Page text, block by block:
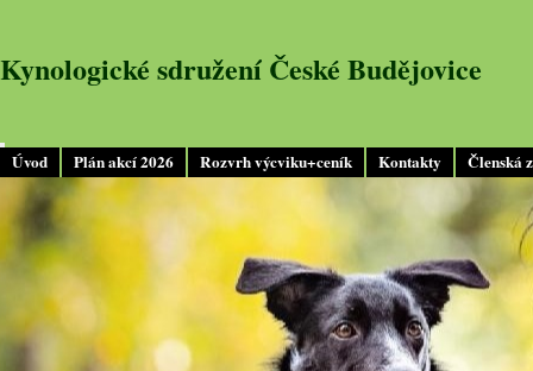
Úvod Plán akcí 2026 Rozvrh výcviku+ceník Kontakty Členská
Kynologické sdružení České Budějovice